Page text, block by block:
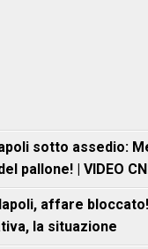
sotto assedio:
pallone! | VIDEO
affare
la situazione